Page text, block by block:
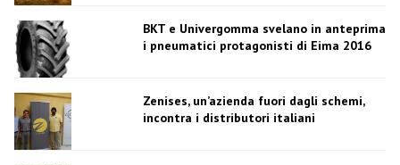
BKT e Univergomma svelano in anteprima
i pneumatici protagonisti di Eima 2016
Zenises, un’azienda fuori dagli schemi,
incontra i distributori italiani